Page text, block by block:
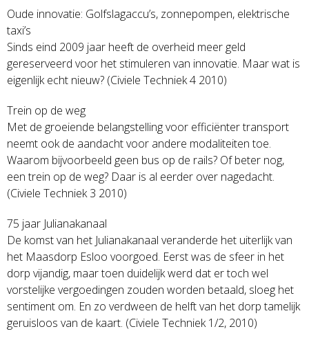
Oude innovatie: Golfslagaccu’s, zonnepompen, elektrische
taxi’s
Sinds eind 2009 jaar heeft de overheid meer geld
gereserveerd voor het stimuleren van innovatie. Maar wat is
eigenlijk echt nieuw? (Civiele Techniek 4 2010)
Trein op de weg
Met de groeiende belangstelling voor efficiënter transport
neemt ook de aandacht voor andere modaliteiten toe.
Waarom bijvoorbeeld geen bus op de rails? Of beter nog,
een trein op de weg? Daar is al eerder over nagedacht.
(Civiele Techniek 3 2010)
75 jaar Julianakanaal
De komst van het Julianakanaal veranderde het uiterlijk van
het Maasdorp Esloo voorgoed. Eerst was de sfeer in het
dorp vijandig, maar toen duidelijk werd dat er toch wel
vorstelijke vergoedingen zouden worden betaald, sloeg het
sentiment om. En zo verdween de helft van het dorp tamelijk
geruisloos van de kaart. (Civiele Techniek 1/2, 2010)